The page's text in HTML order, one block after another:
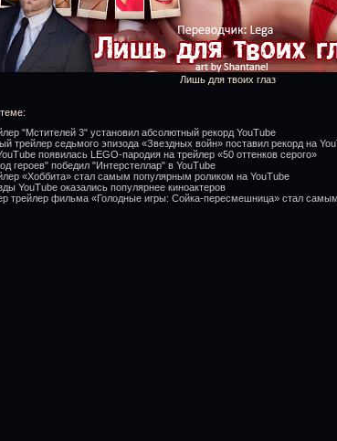
Лишь для твоих глаз
"Мстителей 3" установил абсолютный рекорд YouTube
трейлер седьмого эпизода «Звездных войн» поставил рекорд на
появилась LEGO-пародия на трейлер «50 оттенков серого»
героев" победил "Интерстеллар" в YouTube
«Хоббита» стал самым популярным роликом на YouTube
YouTube оказались популярнее киноактеров
трейлер фильма «Голодные игры: Сойка-пересмешница» стал